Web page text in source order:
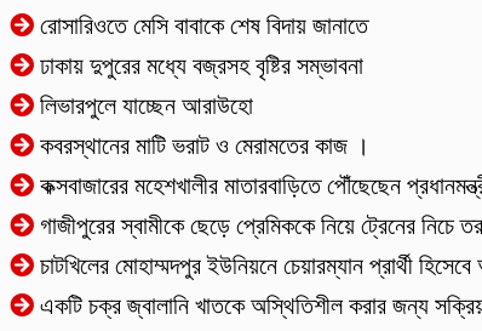
রোসারিওতে মেসি বাবাকে শেষ বিদায় জানাতে
ঢাকায় দুপুরের মধ্যে বজ্রসহ বৃষ্টির সম্ভাবনা
লিভারপুলে যাচ্ছেন আরাউহো
কবরস্থানের মাটি ভরাট ও মেরামতের কাজ ।
কক্সবাজারের মহেশখালীর মাতারবাড়িতে পৌঁছেছেন
গাজীপুরের স্বামীকে ছেড়ে প্রেমিককে নিয়ে ট্রেনের নিচে
চাটখিলের মোহাম্মদপুর ইউনিয়নে চেয়ারম্যান প্রার্থী
একটি চক্র জ্বালানি খাতকে অস্থিতিশীল করার জন্য